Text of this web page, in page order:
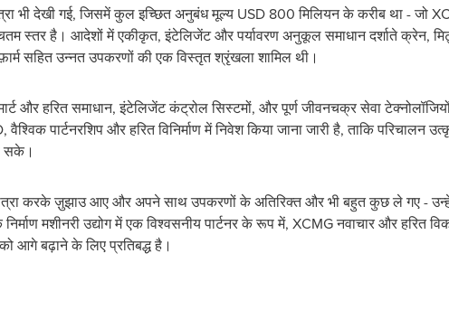
भी देखी गई, जिसमें कुल इच्छित अनुबंध मूल्य USD 800मिलियन के करीब था - जो
स्तर है। आदेशों में एकीकृत, इंटेलिजेंट और पर्यावरण अनुकूल समाधान दर्शाते क्रेन,
सहित उन्नत उपकरणों की एक विस्तृत श्रृंखला शामिल थी।
और हरित समाधान, इंटेलिजेंट कंट्रोल सिस्टमों, और पूर्ण जीवनचक्र सेवा
पार्टनरशिप और हरित विनिर्माण में निवेश किया जाना जारी है, ताकि परिचालन
सके।
करके ज़ुझाउ आए और अपने साथ उपकरणों के अतिरिक्त और भी बहुत कुछ ले गए -
मशीनरी उद्योग में एक विश्वसनीय पार्टनर के रूप में, XCMG नवाचार और
आगे बढ़ाने के लिए प्रतिबद्ध है।